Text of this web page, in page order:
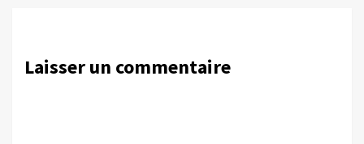
Laisser un commentaire